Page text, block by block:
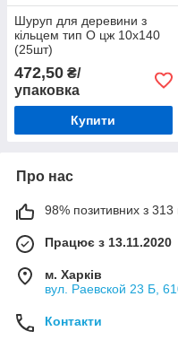
Шуруп для деревини з
кільцем тип О цж 10х140
(25шт)
472,50 ₴/
упаковка
Купити
Про нас
98% позитивних з 313
Працює з 13.11.2020
м. Харків
вул. Раевской 23 Б,
Контакти